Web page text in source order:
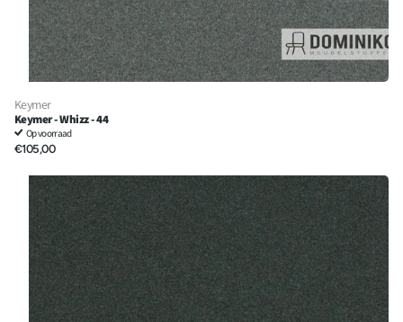
Keymer
Keymer - Whizz - 44
Op voorraad
€105,00